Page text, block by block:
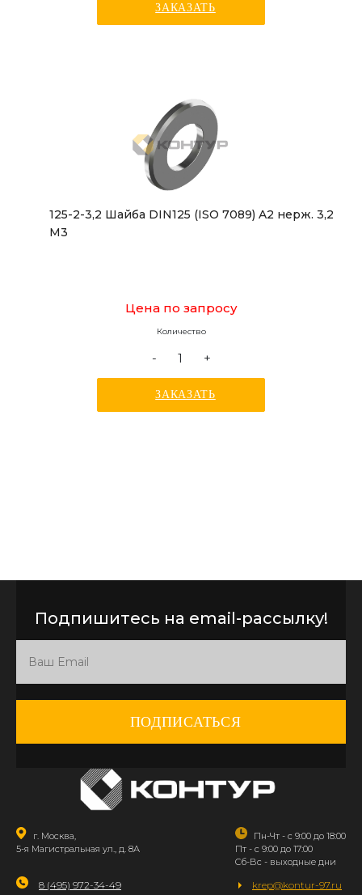
ЗАКАЗАТЬ
125-2-3,2 Шайба DIN125 (ISO 7089) A2 нерж. 3,2
M3
Цена по запросу
Количество
- +
ЗАКАЗАТЬ
Подпишитесь на email-рассылку!
ПОДПИСАТЬСЯ
г. Москва,
5-я Магистральная ул., д. 8А
Пн-Чт - с 9:00 до 18:00
Пт - с 9:00 до 17:00
Сб-Вс - выходные дни
8 (495) 972-34-49 krep@kontur-97.ru